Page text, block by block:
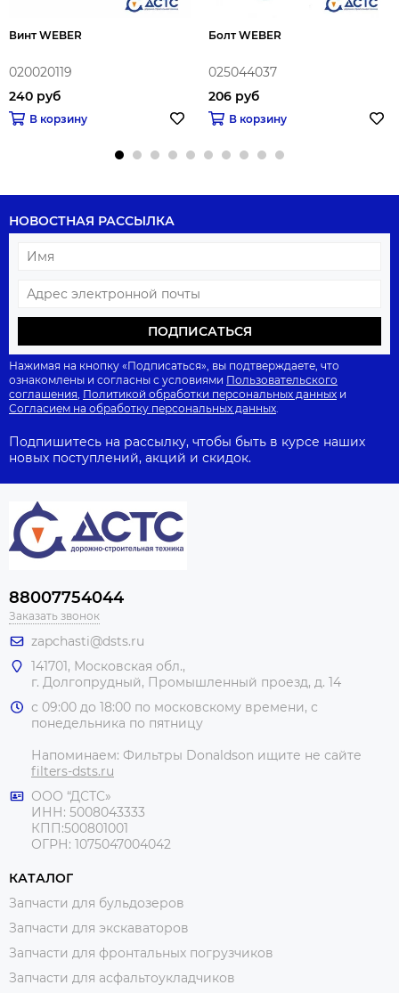
Винт WEBER
020020119
240 руб
В корзину
Болт WEBER
025044037
206 руб
В корзину
НОВОСТНАЯ РАССЫЛКА
ПОДПИСАТЬСЯ
Нажимая на кнопку «Подписаться», вы подтверждаете, что
ознакомлены и согласны с условиями Пользовательского
соглашения Политикой обработки персональных данных и
Согласием на обработку персональных данных
Подпишитесь на рассылку, чтобы быть в курсе наших
новых поступлений, акций и скидок.
88007754044
Заказать звонок
zapchasti@dsts.ru
141701, Московская обл.,
г. Долгопрудный, Промышленный проезд, д. 14
с 09:00 до 18:00 по московскому времени, с
понедельника по пятницу
Напоминаем: Фильтры Donaldson ищите не сайте
filters-dsts.ru
ООО “ДСТС»
ИНН: 5008043333
КПП:500801001
ОГРН: 1075047004042
КАТАЛОГ
Запчасти для бульдозеров
Запчасти для экскаваторов
Запчасти для фронтальных погрузчиков
Запчасти для асфальтоукладчиков